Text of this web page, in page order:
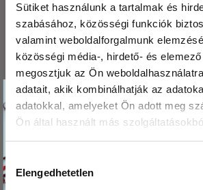
Sütiket használunk a tartalmak és
szabásához, közösségi funkciók
valamint weboldalforgalmunk
közösségi média-, hirdető- és
megosztjuk az Ön
adatait, akik kombinálhatják az
adatokkal, amelyeket Ön adott meg
Ön által használt más
Hozzájárulás
kiválasztása
Elengedhetetlen
közül a törökmogyoró
legmagasabb, mégsem terheli a
érrendszert, sőt, előnyösen
koleszterinszintet.
Bármely olajos magot is válasszuk,
is nyerje el a tetszésünket,
döntünk. Támogatjuk az
ízletes, ropogós nassolnivaló,
szénhidrát.
kis